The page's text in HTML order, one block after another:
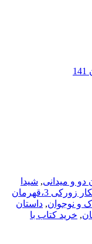
, شیدا
خرید کتاب ورزشکار زورکی 3،قهرمان
و نوجوان, داستان
, خرید کتاب با